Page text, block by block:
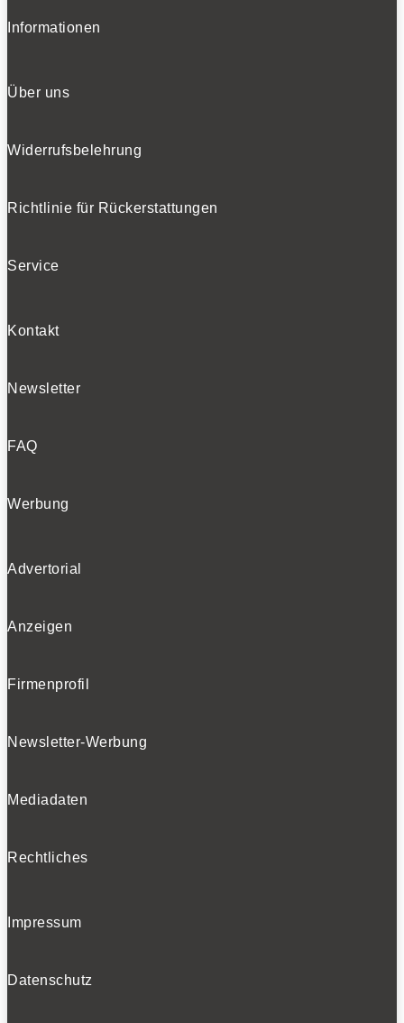
Informationen
Über uns
Widerrufsbelehrung
Richtlinie für Rückerstattungen
Service
Kontakt
Newsletter
FAQ
Werbung
Advertorial
Anzeigen
Firmenprofil
Newsletter-Werbung
Mediadaten
Rechtliches
Impressum
Datenschutz